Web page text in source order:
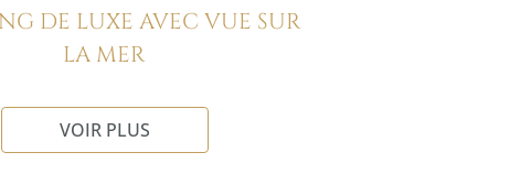
DE LUXE AVEC VUE SUR
LA MER
VOIR PLUS